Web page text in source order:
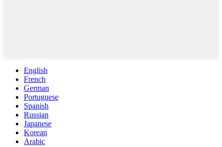
English
French
German
Portuguese
Spanish
Russian
Japanese
Korean
Arabic